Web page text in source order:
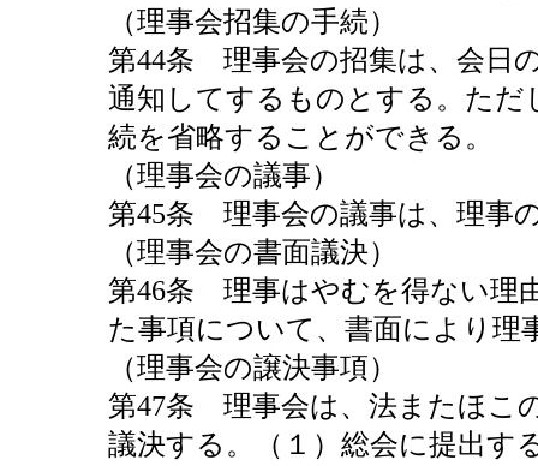
（理事会招集の手続）
第44条 理事会の招集は、会日
通知してするものとする。ただ
続を省略することができる。
（理事会の議事）
第45条 理事会の議事は、理事
（理事会の書面議決）
第46条 理事はやむを得ない理
た事項について、書面により理
（理事会の譲決事項）
第47条 理事会は、法またほこ
議決する。（１）総会に提出す